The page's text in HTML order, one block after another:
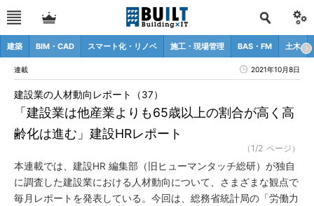
建築 BIM・CAD スマート化・リノベ 施工・現場管理 BAS・FM 土木
連載 2021年10月8日
「建設業は他産業よりも65歳以上の割合が高く高
齢化は進む」建設HRレポート
建設業の人材動向レポート（37）
（1/2 ページ）
本連載では、建設HR 編集部（旧ヒューマンタッチ総研）が独自
に調査した建設業における人材動向について、さまざまな観点で
毎月レポートを発表している。今回は、総務省統計局の「労働力